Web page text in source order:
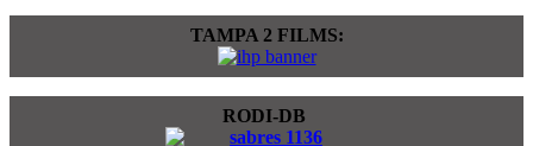
TAMPA 2 FILMS:
RODI-DB